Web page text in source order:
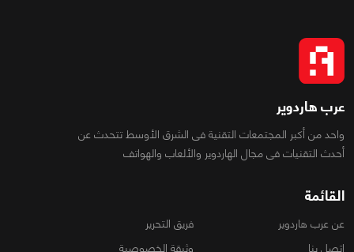
عرب هاردوير
واحد من أكبر المجتمعات التقنية فى الشرق الأوسط تتحدث عن
أحدث التقنيات فى مجال الهاردوير والألعاب والهواتف
القائمة
عن عرب هاردوير
فريق التحرير
اتصل بنا
وثيقة الخصوصية